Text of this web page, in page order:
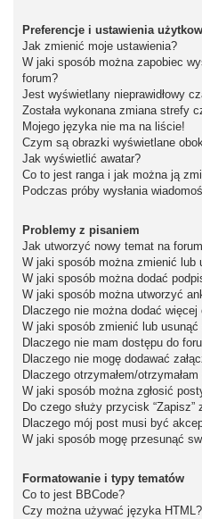
Preferencje i ustawienia
Jak zmienić moje ustawienia?
W jaki sposób można zapobiec
forum?
Jest wyświetlany nieprawidłowy
Została wykonana zmiana strefy
Mojego języka nie ma na liście!
Czym są obrazki wyświetlane
Jak wyświetlić awatar?
Co to jest ranga i jak można ją
Podczas próby wysłania
Problemy z pisaniem
Jak utworzyć nowy temat na
W jaki sposób można zmienić lub
W jaki sposób można dodać
W jaki sposób można utworzyć
Dlaczego nie można dodać
W jaki sposób zmienić lub usunąć
Dlaczego nie mam dostępu do
Dlaczego nie mogę dodawać
Dlaczego otrzymałem/
W jaki sposób można zgłosić
Do czego służy przycisk
Dlaczego mój post musi być
W jaki sposób mogę przesunąć
Formatowanie i typy tematów
Co to jest BBCode?
Czy można używać języka HTML?